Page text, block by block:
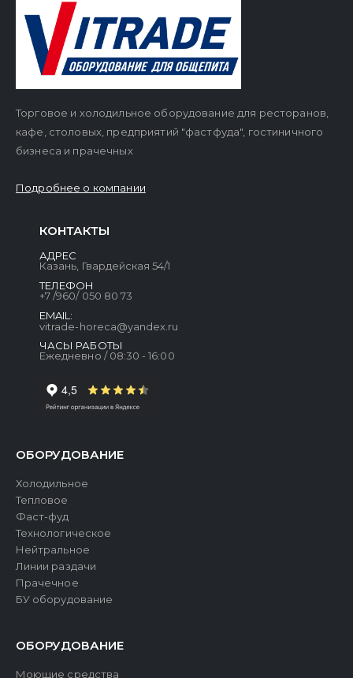
Торговое и холодильное оборудование для ресторанов,
кафе, столовых, предприятий "фастфуда", гостиничного
бизнеса и прачечных
Подробнее о компании
КОНТАКТЫ
АДРЕС
Казань, Гвардейская 54/1
ТЕЛЕФОН
+7 /960/ 050 80 73
EMAIL:
vitrade-horeca@yandex.ru
ЧАСЫ РАБОТЫ
Ежедневно / 08:30 - 16:00
ОБОРУДОВАНИЕ
Холодильное
Тепловое
Фаст-фуд
Технологическое
Нейтральное
Линии раздачи
Прачечное
БУ оборудование
ОБОРУДОВАНИЕ
Моющие средства